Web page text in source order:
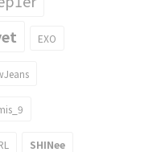
EXO
SHINee